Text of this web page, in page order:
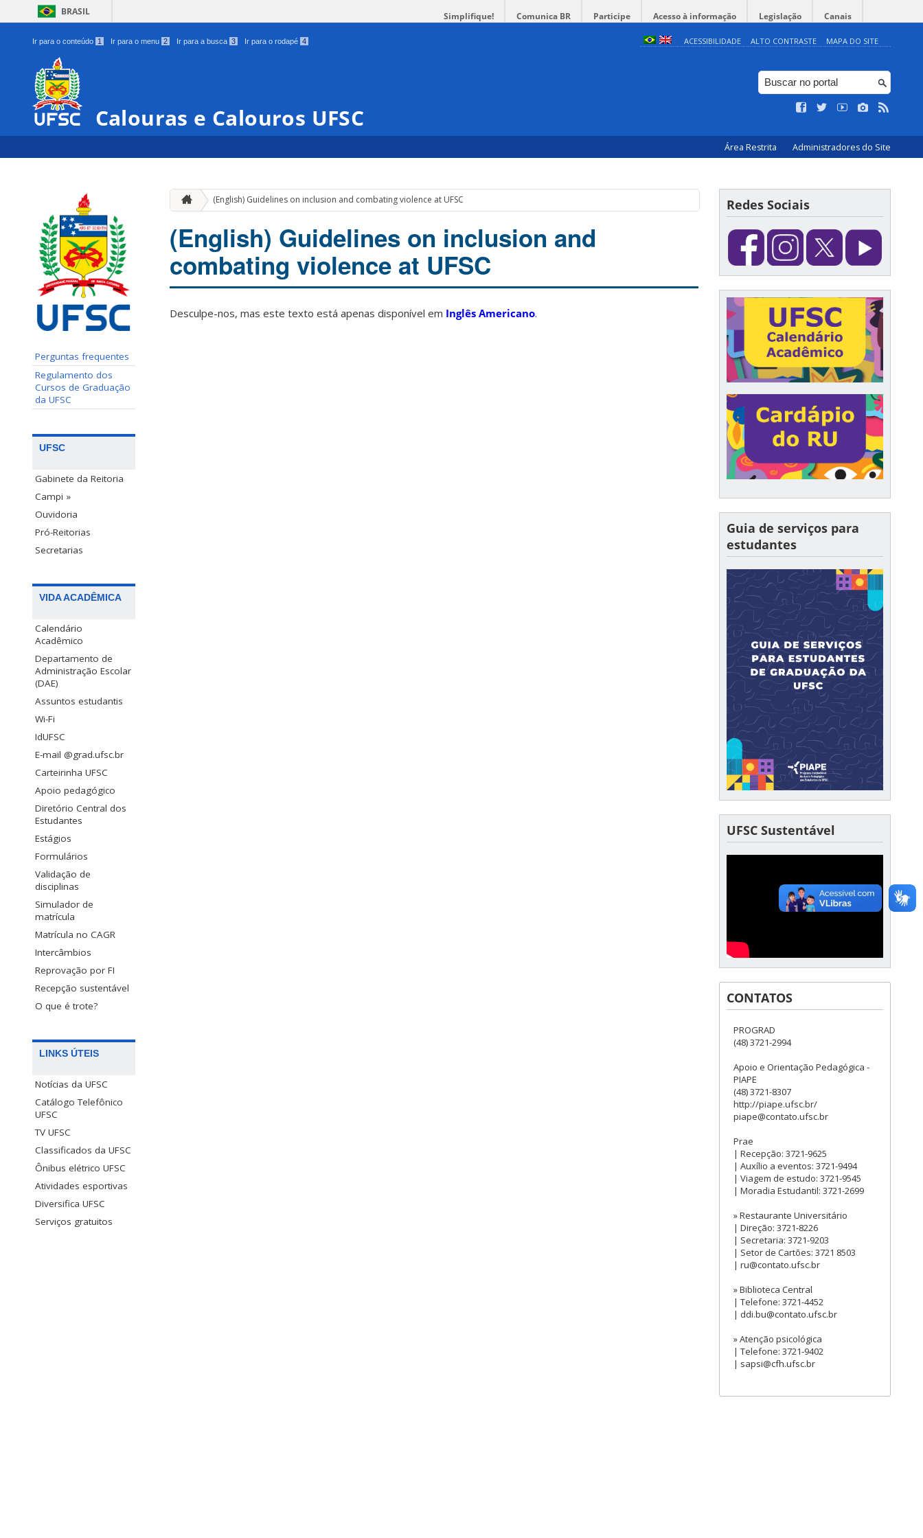
BRASIL Simplifique! Comunica BR Participe Acesso à informação Legislação Canais
Ir para o conteúdo 1 Ir para o menu 2 Ir para a busca 3 Ir para o rodapé 4 ACESSIBILIDADE ALTO CONTRASTE MAPA DO SITE
Calouras e Calouros UFSC
Área Restrita Administradores do Site
Perguntas frequentes
Regulamento dos
Cursos de Graduação
da UFSC
UFSC
Gabinete da Reitoria
Campi »
Ouvidoria
Pró-Reitorias
Secretarias
VIDA ACADÊMICA
Calendário
Acadêmico
Departamento de
Administração Escolar
(DAE)
Assuntos estudantis
Wi-Fi
IdUFSC
E-mail @grad.ufsc.br
Carteirinha UFSC
Apoio pedagógico
Diretório Central dos
Estudantes
Estágios
Formulários
Validação de
disciplinas
Simulador de
matrícula
Matrícula no CAGR
Intercâmbios
Reprovação por FI
Recepção sustentável
O que é trote?
LINKS ÚTEIS
Notícias da UFSC
Catálogo Telefônico
UFSC
TV UFSC
Classificados da UFSC
Ônibus elétrico UFSC
Atividades esportivas
Diversifica UFSC
Serviços gratuitos
(English) Guidelines on inclusion and combating violence at UFSC
(English) Guidelines on inclusion and
combating violence at UFSC
Desculpe-nos, mas este texto está apenas disponível em Inglês Americano.
Redes Sociais
Guia de serviços para
estudantes
UFSC Sustentável
CONTATOS
PROGRAD
(48) 3721-2994
Apoio e Orientação Pedagógica -
PIAPE
(48) 3721-8307
http://piape.ufsc.br/
piape@contato.ufsc.br
Prae
| Recepção: 3721-9625
| Auxílio a eventos: 3721-9494
| Viagem de estudo: 3721-9545
| Moradia Estudantil: 3721-2699
» Restaurante Universitário
| Direção: 3721-8226
| Secretaria: 3721-9203
| Setor de Cartões: 3721 8503
| ru@contato.ufsc.br
» Biblioteca Central
| Telefone: 3721-4452
| ddi.bu@contato.ufsc.br
» Atenção psicológica
| Telefone: 3721-9402
| sapsi@cfh.ufsc.br